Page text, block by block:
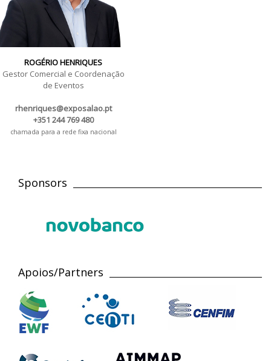
ROGÉRIO HENRIQUES
Gestor Comercial e Coordenação
de Eventos
rhenriques@exposalao.pt
+351 244 769 480
chamada para a rede fixa nacional
Sponsors
Apoios/Partners